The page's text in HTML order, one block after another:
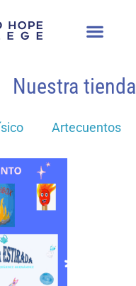
Nuestra tienda
Artecuentos